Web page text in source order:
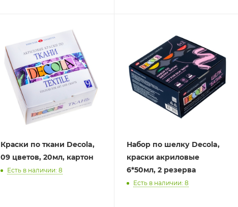
Краски по ткани Decola,
09 цветов, 20мл, картон
Есть в наличии: 8
Набор по шелку Decola,
краски акриловые
6*50мл, 2 резерва
Есть в наличии: 8